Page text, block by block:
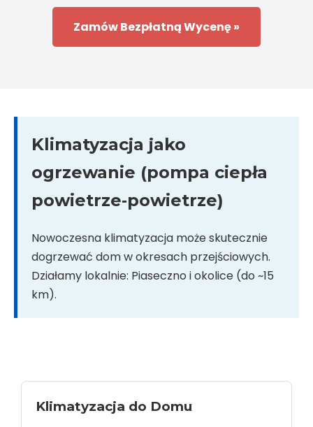
Zamów Bezpłatną Wycenę »
Klimatyzacja jako
ogrzewanie (pompa ciepła
powietrze‑powietrze)
Nowoczesna klimatyzacja może skutecznie
dogrzewać dom w okresach przejściowych.
Działamy lokalnie: Piaseczno i okolice (do ~15
km).
Klimatyzacja do Domu